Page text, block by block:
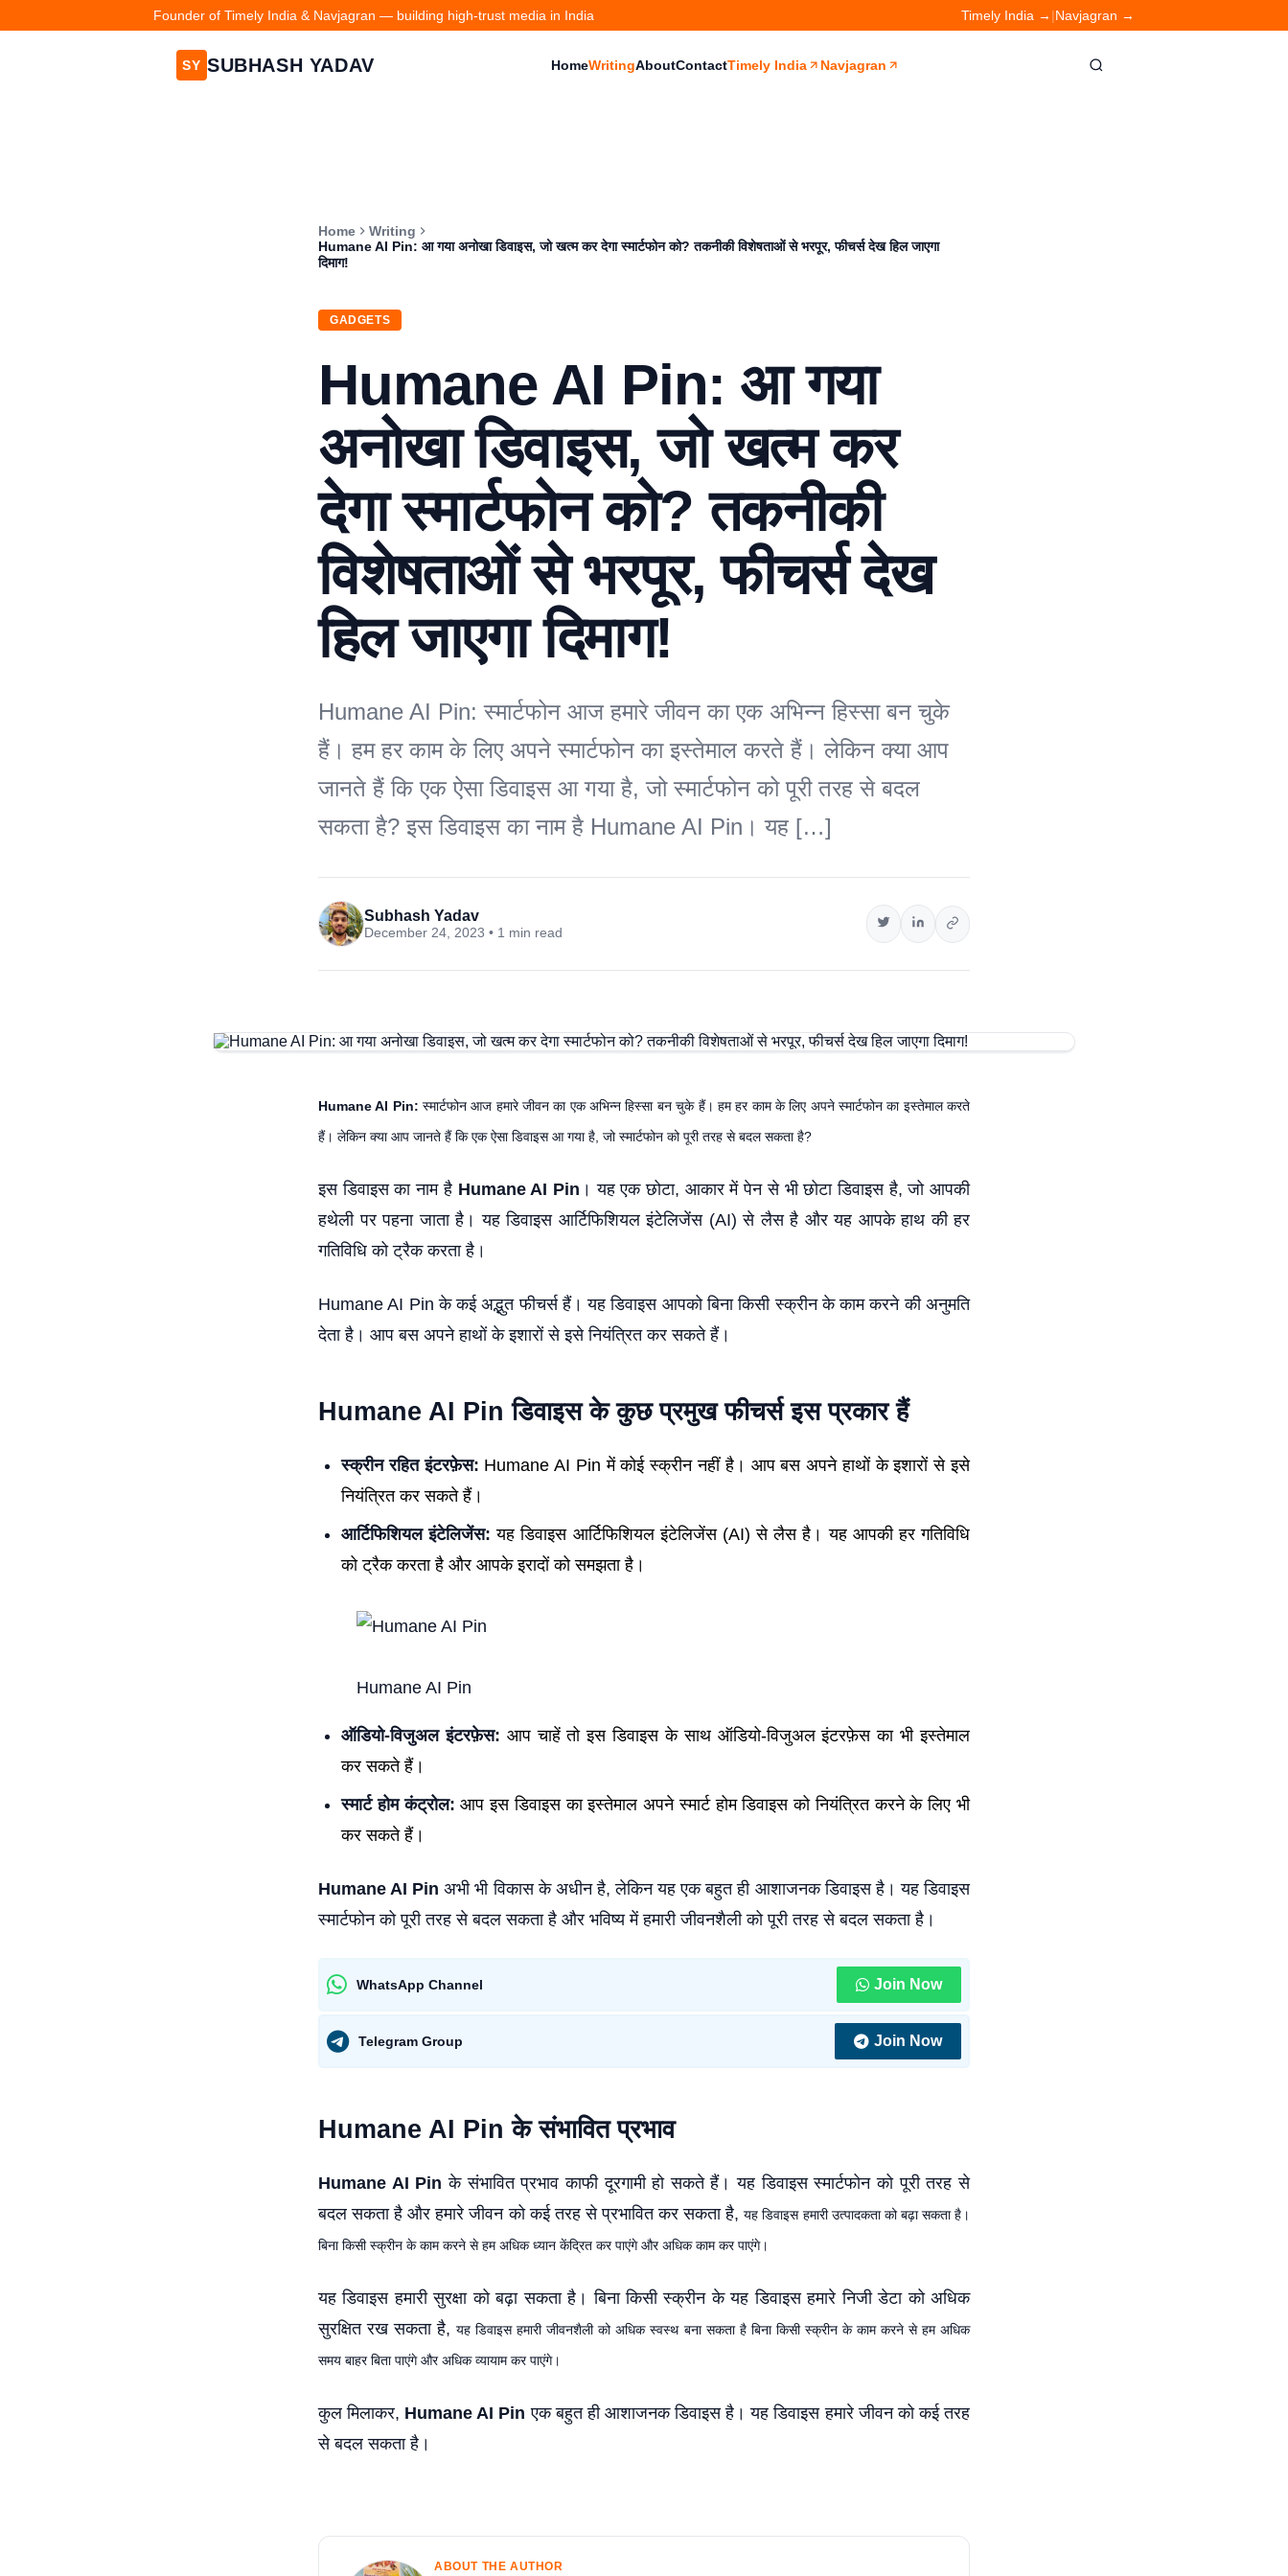
Founder of Timely India & Navjagran — building high-trust media in India Timely India → |Navjagran →
SY SUBHASH YADAV HomeWritingAboutContactTimely India Navjagran
Home
Writing
Humane AI Pin: आ गया अनोखा डिवाइस, जो खत्म कर देगा स्मार्टफोन को? तकनीकी विशेषताओं से भरपूर, फीचर्स देख हिल जाएगा
दिमाग!
GADGETS
Humane AI Pin: आ गया
अनोखा डिवाइस, जो खत्म कर
देगा स्मार्टफोन को? तकनीकी
विशेषताओं से भरपूर, फीचर्स देख
हिल जाएगा दिमाग!
Humane AI Pin: स्मार्टफोन आज हमारे जीवन का एक अभिन्न हिस्सा बन चुके
हैं। हम हर काम के लिए अपने स्मार्टफोन का इस्तेमाल करते हैं। लेकिन क्या आप
जानते हैं कि एक ऐसा डिवाइस आ गया है, जो स्मार्टफोन को पूरी तरह से बदल
सकता है? इस डिवाइस का नाम है Humane AI Pin। यह […]
Subhash Yadav
December 24, 2023 • 1 min read
Humane AI Pin: स्मार्टफोन आज हमारे जीवन का एक अभिन्न हिस्सा बन चुके हैं। हम हर काम के लिए अपने स्मार्टफोन का इस्तेमाल करते
हैं। लेकिन क्या आप जानते हैं कि एक ऐसा डिवाइस आ गया है, जो स्मार्टफोन को पूरी तरह से बदल सकता है?
इस डिवाइस का नाम है Humane AI Pin । यह एक छोटा, आकार में पेन से भी छोटा डिवाइस है, जो आपकी
हथेली पर पहना जाता है। यह डिवाइस आर्टिफिशियल इंटेलिजेंस (AI) से लैस है और यह आपके हाथ की हर
गतिविधि को ट्रैक करता है।
Humane AI Pin के कई अद्भुत फीचर्स हैं। यह डिवाइस आपको बिना किसी स्क्रीन के काम करने की अनुमति
देता है। आप बस अपने हाथों के इशारों से इसे नियंत्रित कर सकते हैं।
Humane AI Pin डिवाइस के कुछ प्रमुख फीचर्स इस प्रकार हैं
स्क्रीन रहित इंटरफ़ेस: Humane AI Pin में कोई स्क्रीन नहीं है। आप बस अपने हाथों के इशारों से इसे
नियंत्रित कर सकते हैं।
आर्टिफिशियल इंटेलिजेंस:यह डिवाइस आर्टिफिशियल इंटेलिजेंस (AI) से लैस है। यह आपकी हर गतिविधि
को ट्रैक करता है और आपके इरादों को समझता है।
Humane AI Pin
ऑडियो-विजुअल इंटरफ़ेस: आप चाहें तो इस डिवाइस के साथ ऑडियो-विजुअल इंटरफ़ेस का भी इस्तेमाल
कर सकते हैं।
स्मार्ट होम कंट्रोल: आप इस डिवाइस का इस्तेमाल अपने स्मार्ट होम डिवाइस को नियंत्रित करने के लिए भी
कर सकते हैं।
Humane AI Pin अभी भी विकास के अधीन है, लेकिन यह एक बहुत ही आशाजनक डिवाइस है। यह डिवाइस
स्मार्टफोन को पूरी तरह से बदल सकता है और भविष्य में हमारी जीवनशैली को पूरी तरह से बदल सकता है।
WhatsApp Channel Join Now
Telegram Group Join Now
Humane AI Pin के संभावित प्रभाव
Humane AI Pin के संभावित प्रभाव काफी दूरगामी हो सकते हैं। यह डिवाइस स्मार्टफोन को पूरी तरह से
बदल सकता है और हमारे जीवन को कई तरह से प्रभावित कर सकता है,यह डिवाइस हमारी उत्पादकता को बढ़ा सकता है।
बिना किसी स्क्रीन के काम करने से हम अधिक ध्यान केंद्रित कर पाएंगे और अधिक काम कर पाएंगे।
यह डिवाइस हमारी सुरक्षा को बढ़ा सकता है। बिना किसी स्क्रीन के यह डिवाइस हमारे निजी डेटा को अधिक
सुरक्षित रख सकता है,यह डिवाइस हमारी जीवनशैली को अधिक स्वस्थ बना सकता है बिना किसी स्क्रीन के काम करने से हम अधिक
समय बाहर बिता पाएंगे और अधिक व्यायाम कर पाएंगे।
कुल मिलाकर, Humane AI Pin एक बहुत ही आशाजनक डिवाइस है। यह डिवाइस हमारे जीवन को कई तरह
से बदल सकता है।
ABOUT THE AUTHOR